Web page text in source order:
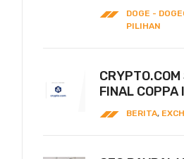
DOGE -
PILIHAN
CRYPTO.COM
FINAL
BERITA,